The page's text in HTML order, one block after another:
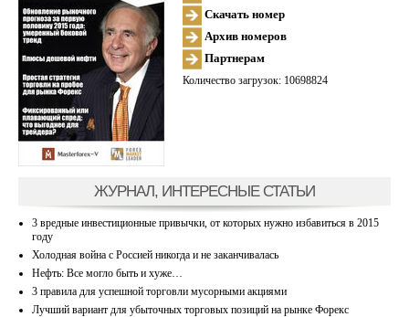
Скачать номер
Архив номеров
Партнерам
Количество загрузок: 10698824
ЖУРНАЛ, ИНТЕРЕСНЫЕ СТАТЬИ
3 вредные инвестиционные привычки, от которых нужно избавиться в 2015
году
Холодная война с Россией никогда и не заканчивалась
Нефть: Все могло быть и хуже…
3 правила для успешной торговли мусорными акциями
Лучший вариант для убыточных торговых позиций на рынке Форекс